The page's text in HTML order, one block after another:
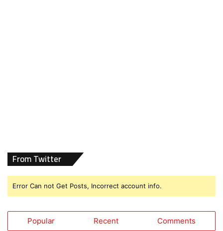
From Twitter
Error Can not Get Posts, Incorrect account info.
Popular Recent Comments